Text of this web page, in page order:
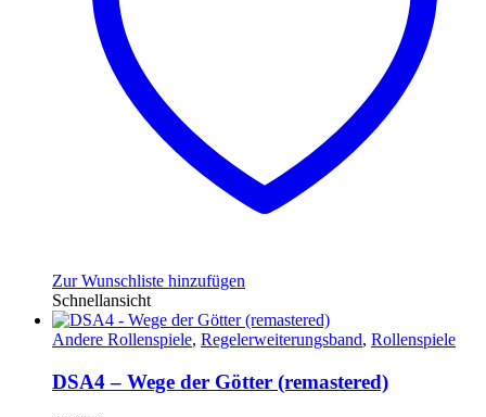
Zur Wunschliste hinzufügen
Schnellansicht
Andere Rollenspiele, Regelerweiterungsband, Rollenspiele
DSA4 – Wege der Götter (remastered)